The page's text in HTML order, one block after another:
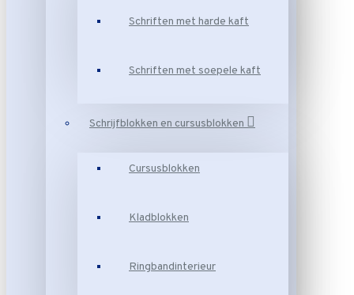
Schriften met harde kaft
Schriften met soepele kaft
Schrijfblokken en cursusblokken
Cursusblokken
Kladblokken
Ringbandinterieur